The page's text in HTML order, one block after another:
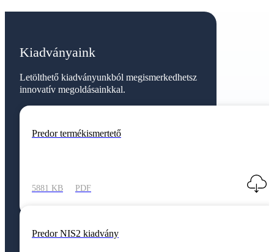
Kiadványaink
Letölthető kiadványunkból megismerkedhetsz
innovatív megoldásainkkal.
Predor termékismertető
5881 KB PDF
Predor NIS2 kiadvány